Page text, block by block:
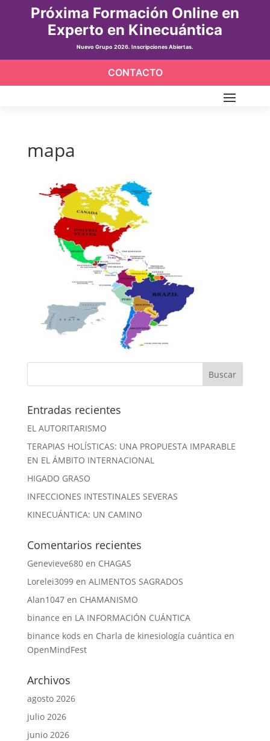
Próxima Formación Online en
Experto en Kinecuántica
Nuevo Grupo 2026. Inscripciones Abiertas.
CONTACTO
mapa
Entradas recientes
EL AUTORITARISMO
TERAPIAS HOLÍSTICAS: UNA PROPUESTA IMPARABLE
EN EL ÁMBITO INTERNACIONAL
HIGADO GRASO
INFECCIONES INTESTINALES SEVERAS
KINECUÁNTICA: UN CAMINO
Comentarios recientes
Genevieve680en CHAGAS
Lorelei3099en ALIMENTOS SAGRADOS
Alan1047en CHAMANISMO
binance en LA INFORMACIÓN CUÁNTICA
binance kods en Charla de kinesiología cuántica en
OpenMindFest
Archivos
agosto 2026
julio 2026
junio 2026